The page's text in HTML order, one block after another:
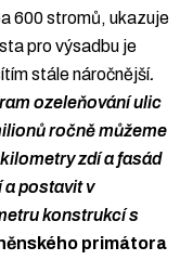
600 stromů, ukazuje
pro výsadbu je
stále náročnější.
ozeleňování ulic
ročně můžeme
zdí a fasád
a postavit v
konstrukcí s
primátora